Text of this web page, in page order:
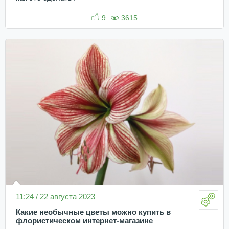
9 3615
11:24 / 22 августа 2023
Какие необычные цветы можно купить в
флористическом интернет-магазине